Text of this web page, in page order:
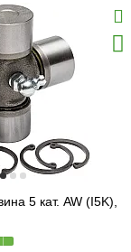
5 кат. AW (I5K),